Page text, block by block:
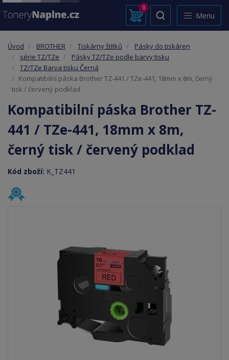
0
Menu
Úvod BROTHER Tiskárny štítků
Pásky do tiskáren
série TZ/TZe
Pásky TZ/TZe podle barvy tisku
TZ/TZe Barva tisku Černá
Kompatibilní páska Brother TZ-441 / TZe-441, 18mm x 8m, černý
tisk / červený podklad
Kompatibilní páska Brother TZ-
441 / TZe-441, 18mm x 8m,
černý tisk / červený podklad
Kód zboží: K_TZ441